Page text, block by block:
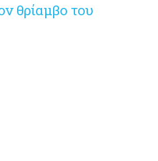
θρίαμβο του